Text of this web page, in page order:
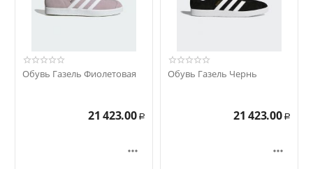
Обувь Газель Фиолетовая
21 423.00 Р

Обувь Газель Чернь
21 423.00 Р
